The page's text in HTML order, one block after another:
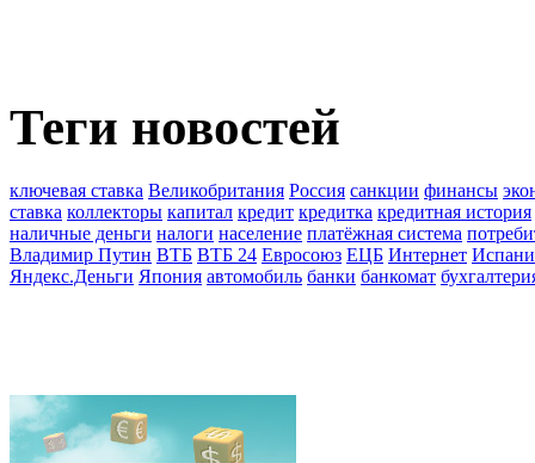
Теги новостей
ключевая ставка Великобритания Россия санкции финансы
ставка коллекторы капитал кредит кредитка кредитная история
наличные деньги налоги население платёжная система
Владимир Путин ВТБ ВТБ 24 Евросоюз ЕЦБ Интернет
Яндекс.Деньги Япония автомобиль банки банкомат